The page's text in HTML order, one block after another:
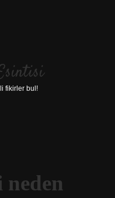
fikirler bul!